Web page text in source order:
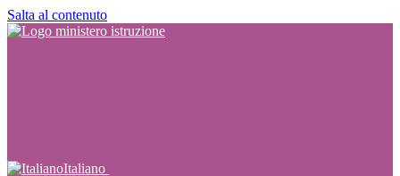
Salta al contenuto
Italiano